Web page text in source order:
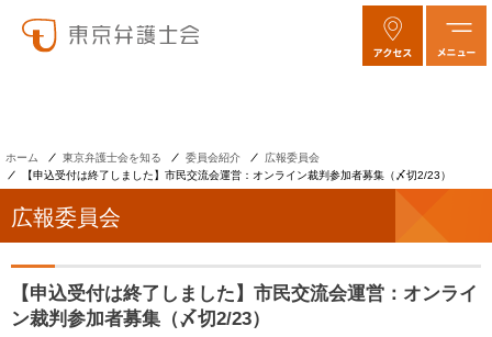
ホーム 東京弁護士会を知る 委員会紹介
広報委員会
【申込受付は終了しました】市民交流会運営：オンライン裁判参加者募集（〆切2/23）
広報委員会
【申込受付は終了しました】市民交流会運営：オンライ
ン裁判参加者募集（〆切2/23）